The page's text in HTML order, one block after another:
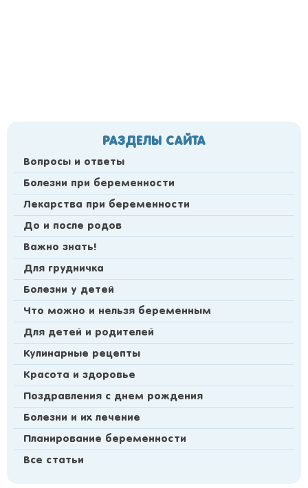
РАЗДЕЛЫ САЙТА
Вопросы и ответы
Болезни при беременности
Лекарства при беременности
До и после родов
Важно знать!
Для грудничка
Болезни у детей
Что можно и нельзя беременным
Для детей и родителей
Кулинарные рецепты
Красота и здоровье
Поздравления с днем рождения
Болезни и их лечение
Планирование беременности
Все статьи